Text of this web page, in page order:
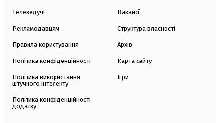
Телеведучі
Рекламодавцям
Правила користування
Політика конфіденційності
Політика використання
штучного інтелекту
Політика конфіденційності
додатку
Вакансії
Структура власності
Архів
Карта сайту
Ігри